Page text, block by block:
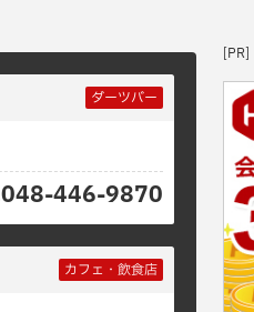
ダーツバー
048-446-9870
カフェ・飲食店
[PR]